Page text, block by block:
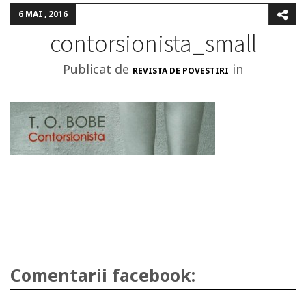
6 MAI , 2016
contorsionista_small
Publicat de REVISTA DE POVESTIRI in
Comentarii facebook: